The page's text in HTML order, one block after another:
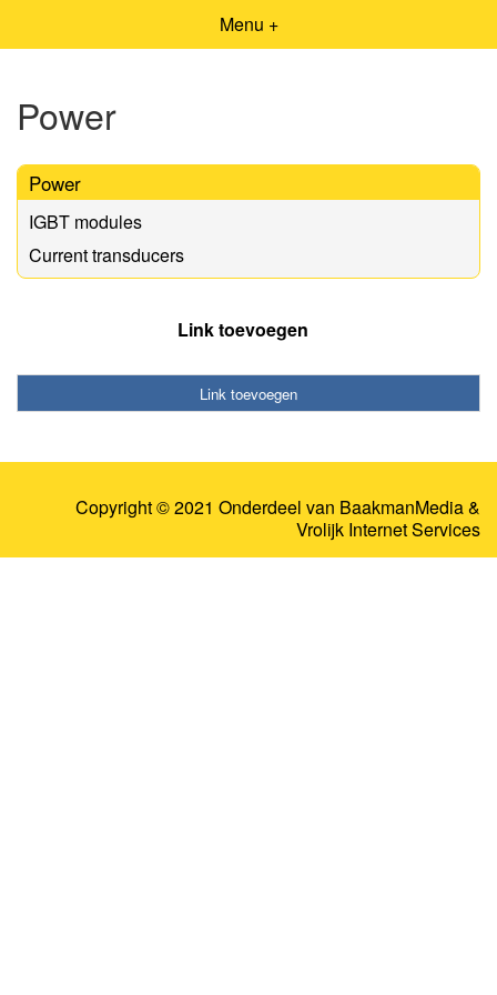
Menu +
Power
Power
IGBT modules
Current transducers
Link toevoegen
Link toevoegen
Copyright © 2021 Onderdeel van BaakmanMedia&
Vrolijk Internet Services